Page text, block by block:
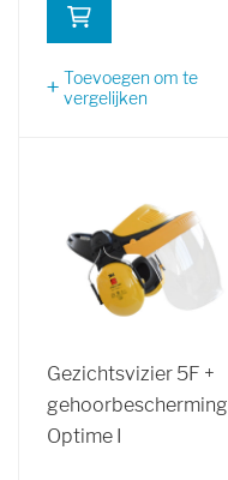
Toevoegen om te
vergelijken
Gezichtsvizier 5F +
gehoorbescherming
Optime I